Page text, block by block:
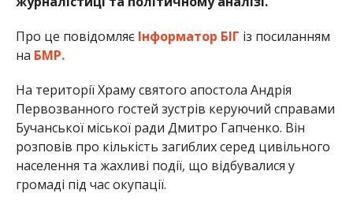
Про це повідомляє Інформатор БІГ із посиланням
на БМР.
На території Храму святого апостола Андрія
Первозванного гостей зустрів керуючий справами
Бучанської міської ради Дмитро Гапченко. Він
розповів про кількість загиблих серед цивільного
населення та жахливі події, що відбувалися у
громаді під час окупації.